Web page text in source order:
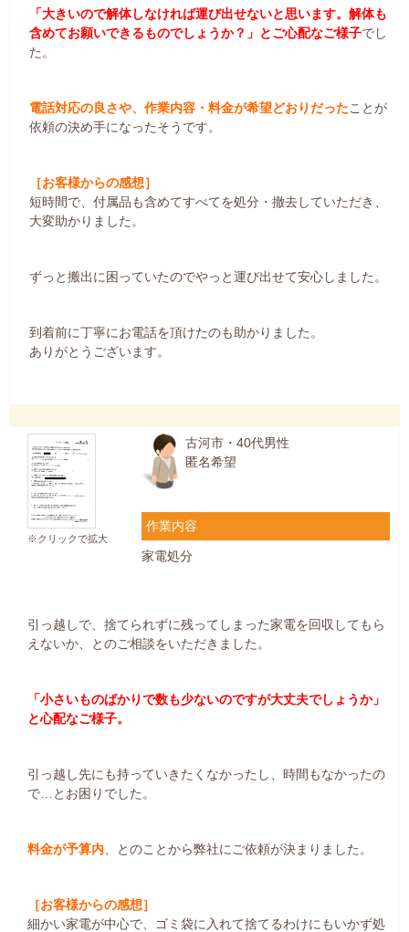
「大きいので解体しなければ運び出せないと思います。解体も
含めてお願いできるものでしょうか？」とご心配なご様子でし
た。
電話対応の良さや、作業内容・料金が希望どおりだったことが
依頼の決め手になったそうです。
［お客様からの感想］
短時間で、付属品も含めてすべてを処分・撤去していただき、
大変助かりました。
ずっと搬出に困っていたのでやっと運び出せて安心しました。
到着前に丁寧にお電話を頂けたのも助かりました。
ありがとうございます。
※クリックで拡大
古河市・40代男性
匿名希望
作業内容
家電処分
引っ越しで、捨てられずに残ってしまった家電を回収してもら
えないか、とのご相談をいただきました。
「小さいものばかりで数も少ないのですが大丈夫でしょうか」
と心配なご様子。
引っ越し先にも持っていきたくなかったし、時間もなかったの
で…とお困りでした。
料金が予算内、とのことから弊社にご依頼が決まりました。
［お客様からの感想］
細かい家電が中心で、ゴミ袋に入れて捨てるわけにもいかず処